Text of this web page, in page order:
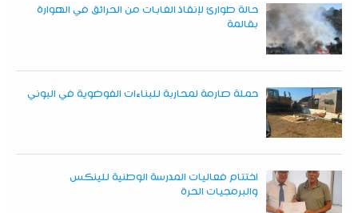
حالة طوارئ لإنقاذ الغابات من الحرائق في الهوارة
بقالمة
حملة صارمة لمحاربة للبناءات الفوضوية في البوني
اختتام فعاليات المدرسة الوطنية للينكس
والبرمجيات الحرة